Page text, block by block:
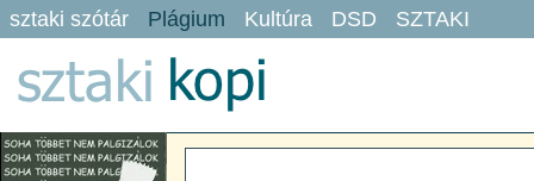
sztaki szótár Plágium Kultúra DSD SZTAKI